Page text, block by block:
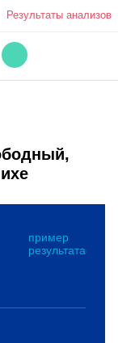
Результаты анализов
пример
результата